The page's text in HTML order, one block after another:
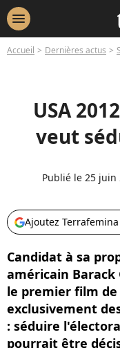
menu
Accueil Dernières actus
USA
veut
Publié le 25 juin
Ajoutez
Candidat à sa
américain Barack
le premier film
exclusivement
: séduire
pourrait être